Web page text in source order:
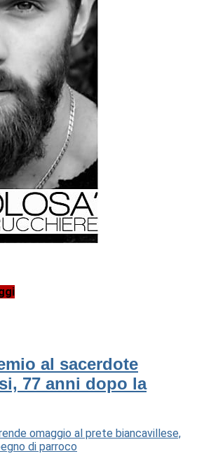
al sacerdote
77 anni dopo la
omaggio al prete biancavillese,
di parroco